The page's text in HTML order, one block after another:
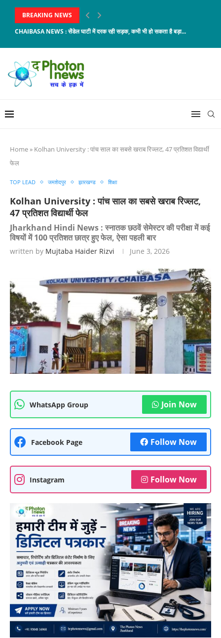
BREAKING NEWS
CHAIBASA NEWS : सेंडेल घाटी में दरक रही सड़क, कभी भी हो सकता है बड़ा...
Home» Kolhan University : पांच साल का सबसे खराब रिज्लट, 47 प्रतिशत विद्यार्थी
फेल
TOP LEAD जमशेदपुर झारखण्ड शिक्षा
Kolhan University : पांच साल का सबसे खराब रिज्लट,
47 प्रतिशत विद्यार्थी फेल
Jharkhand Hindi News : स्नातक छठवें सेमेस्टर की परीक्षा में कई
विषयों में 100 प्रतिशत छात्र हुए फेल, ऐसा पहली बार
written by Mujtaba Haider Rizvi June 3, 2026
WhatsApp Group Join Now
Facebook Page Follow Now
Instagram Follow Now